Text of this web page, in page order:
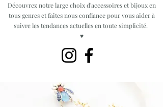
Découvrez notre large choix d'accessoires et bijoux en
tous genres et faites nous confiance pour vous aider à
suivre les tendances actuelles en toute simplicité.
♥